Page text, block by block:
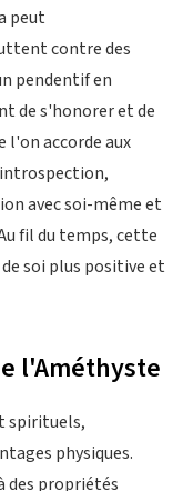
peut
contre des
pendentif en
de s'honorer et de
l'on accorde aux
avec soi-même et
fil du temps, cette
soi plus positive et
l'Améthyste
spirituels,
physiques.
des propriétés